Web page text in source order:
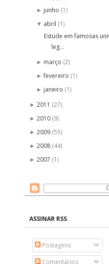
► junho (1)
▼ abril (1)
Estude em famosas
leg...
► março (2)
►fevereiro (1)
► janeiro (1)
► 2011 (27)
► 2010 (9)
► 2009 (55)
► 2008 (44)
► 2007 (1)
ASSINAR RSS
Postagens
Comentários